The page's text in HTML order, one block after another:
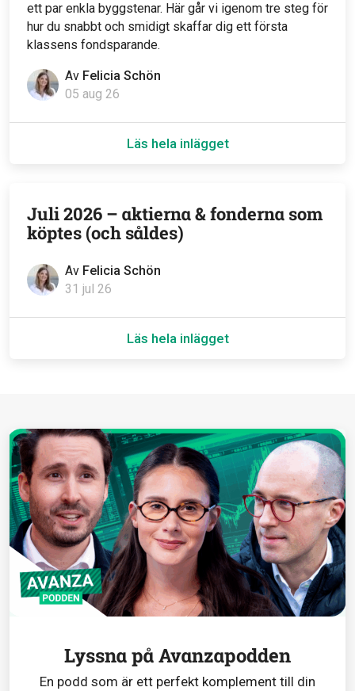
Av Felicia Schön
05 aug 26
ett par enkla byggstenar. Här går vi igenom tre steg för
hur du snabbt och smidigt skaffar dig ett första
klassens fondsparande.
Läs hela inlägget
Av Felicia Schön
31 jul 26
Juli 2026 – aktierna & fonderna som
köptes (och såldes)
Läs hela inlägget
Lyssna på Avanzapodden
En podd som är ett perfekt komplement till din